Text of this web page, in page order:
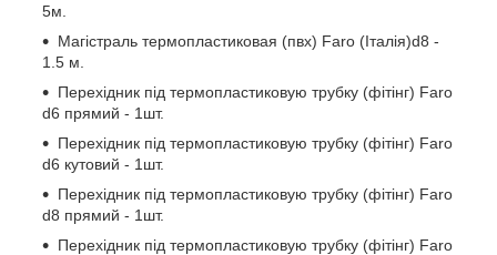
5м.
Магістраль термопластиковая (пвх) Faro (Італія)d8 -
1.5 м.
Перехідник під термопластиковую трубку (фітінг) Faro
d6 прямий - 1шт.
Перехідник під термопластиковую трубку (фітінг) Faro
d6 кутовий - 1шт.
Перехідник під термопластиковую трубку (фітінг) Faro
d8 прямий - 1шт.
Перехідник під термопластиковую трубку (фітінг) Faro